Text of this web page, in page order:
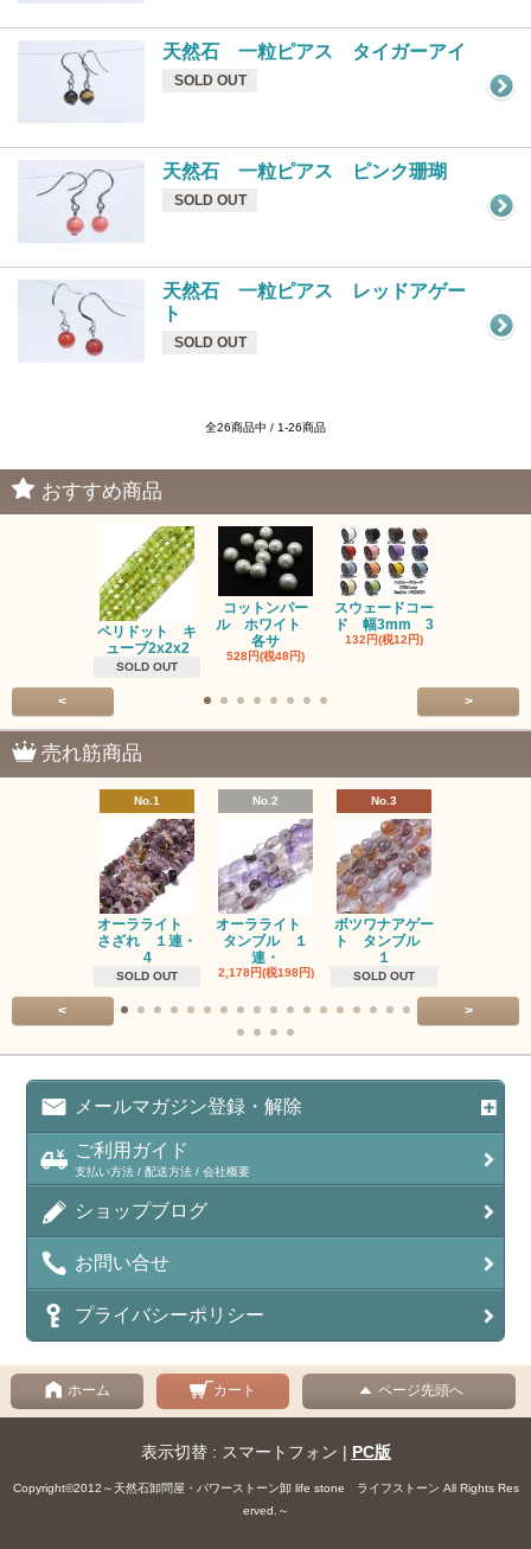
天然石 一粒ピアス タイガーアイ
SOLD OUT
天然石 一粒ピアス ピンク珊瑚
SOLD OUT
天然石 一粒ピアス レッドアゲー
ト
SOLD OUT
全26商品中 / 1-26商品
おすすめ商品
ペリドット キ
ューブ2x2x2
SOLD OUT
コットンパー
ル ホワイト
各サ
528円(税48円)
スウェードコー
ド 幅3mm 3
132円(税12円)
< >
売れ筋商品
No.1
オーラライト
さざれ １連・
4
SOLD OUT
No.2
オーラライト
タンブル １
連・
2,178円(税198円)
No.3
ボツワナアゲー
ト タンブル
１
SOLD OUT
< >
メールマガジン登録・解除
ご利用ガイド
支払い方法 / 配送方法 / 会社概要
ショップブログ
お問い合せ
プライバシーポリシー
ホーム カート ページ先頭へ
表示切替 : スマートフォン | PC版
Copyright©2012～天然石卸問屋・パワーストーン卸 life stone ライフストーン All Rights Res
erved.～